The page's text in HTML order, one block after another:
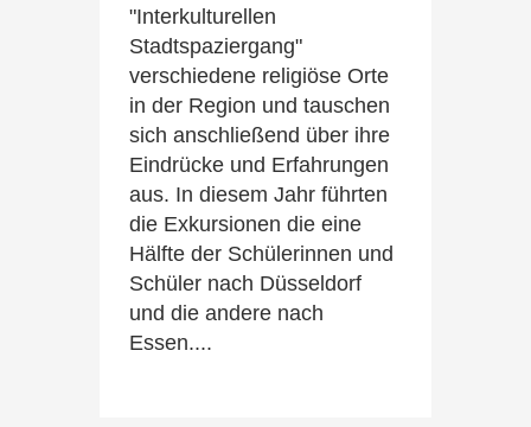
"Interkulturellen
Stadtspaziergang"
verschiedene religiöse Orte
in der Region und tauschen
sich anschließend über ihre
Eindrücke und Erfahrungen
aus. In diesem Jahr führten
die Exkursionen die eine
Hälfte der Schülerinnen und
Schüler nach Düsseldorf
und die andere nach
Essen....